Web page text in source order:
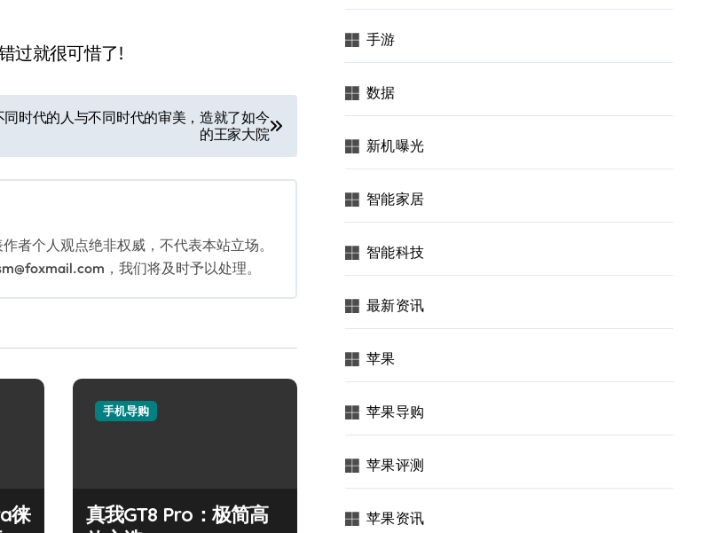
过就很可惜了!
同时代的人与不同时代的审美，造就了如今
的王家大院
者个人观点绝非权威，不代表本站立场。
，我们将及时予以处理。
徕
手机导购
真我GT8 Pro：极简高
手游
数据
新机曝光
智能家居
智能科技
最新资讯
苹果
苹果导购
苹果评测
苹果资讯